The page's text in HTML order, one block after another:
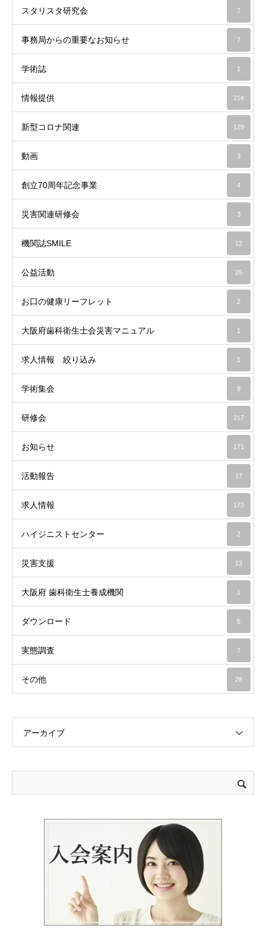
スタリスタ研究会 7
事務局からの重要なお知らせ 7
学術誌 1
情報提供 214
新型コロナ関連 129
動画 3
創立70周年記念事業 4
災害関連研修会 3
機関誌SMILE 12
公益活動 25
お口の健康リーフレット 2
大阪府歯科衛生士会災害マニュアル 1
求人情報 絞り込み 1
学術集会 9
研修会 217
お知らせ 171
活動報告 17
求人情報 173
ハイジニストセンター 2
災害支援 13
大阪府 歯科衛生士養成機関 1
ダウンロード 5
実態調査 7
その他 28
アーカイブ